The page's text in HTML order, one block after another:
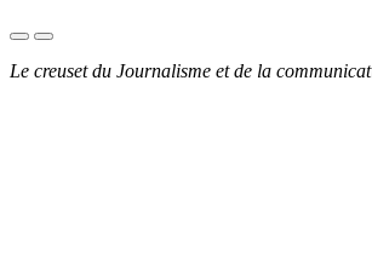
Le creuset du Journalisme et de la